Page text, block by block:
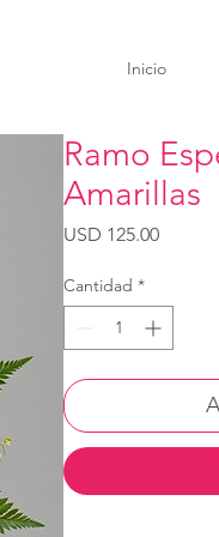
Inicio
Ramo
Amarillas
USD 125.00Precio
Cantidad *